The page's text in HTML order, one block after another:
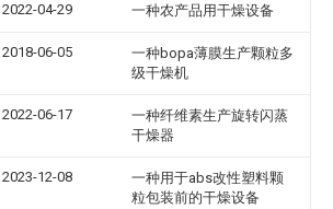
2022-04-29 一种农产品用干燥设备
2018-06-05
一种bopa薄膜生产颗粒多
级干燥机
2022-06-17
一种纤维素生产旋转闪蒸
干燥器
2023-12-08
一种用于abs改性塑料颗
粒包装前的干燥设备